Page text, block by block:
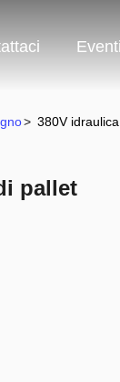
Eventi
> 380V
pallet